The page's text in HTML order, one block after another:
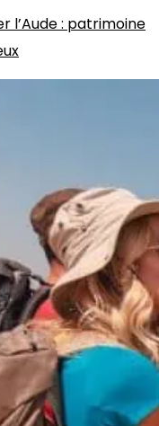
l’Aude : patrimoine